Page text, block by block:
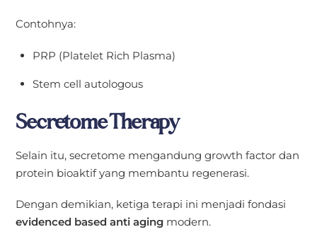
Contohnya:
PRP (Platelet Rich Plasma)
Stem cell autologous
Secretome Therapy
Selain itu, secretome mengandung growth factor dan
protein bioaktif yang membantu regenerasi.
Dengan demikian, ketiga terapi ini menjadi fondasi
evidenced based anti aging modern.